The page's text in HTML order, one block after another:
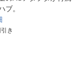
ブ。
き